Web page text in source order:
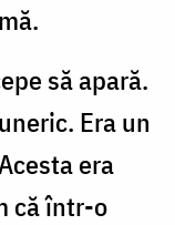
să apară.
Era un
era
că într-o